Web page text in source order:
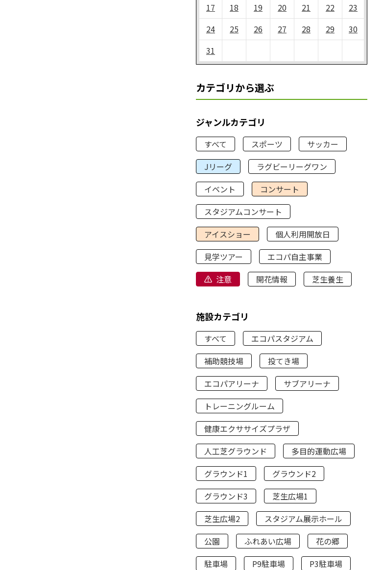
17
18 19 20 21 22
23
24
25 26 27 28 29
30
31
カテゴリから選ぶ
ジャンルカテゴリ
すべて スポーツ
サッカー
Jリーグ
ラグビーリーグワン
イベント
コンサート
スタジアムコンサート
アイスショー
個人利用開放日
見学ツアー
エコパ自主事業
注意
開花情報 芝生養生
施設カテゴリ
すべて
エコパスタジアム
補助競技場
投てき場
エコパアリーナ
サブアリーナ
トレーニングルーム
健康エクササイズプラザ
人工芝グラウンド
多目的運動広場
グラウンド1
グラウンド2
グラウンド3
芝生広場1
芝生広場2
スタジアム展示ホール
公園
ふれあい広場
花の郷
駐車場
P9駐車場
P3駐車場